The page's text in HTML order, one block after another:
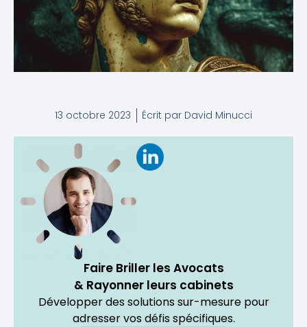
13 octobre 2023 Écrit par David Minucci
Faire Briller les Avocats
& Rayonner leurs cabinets
Développer des solutions sur-mesure pour
adresser vos défis spécifiques.